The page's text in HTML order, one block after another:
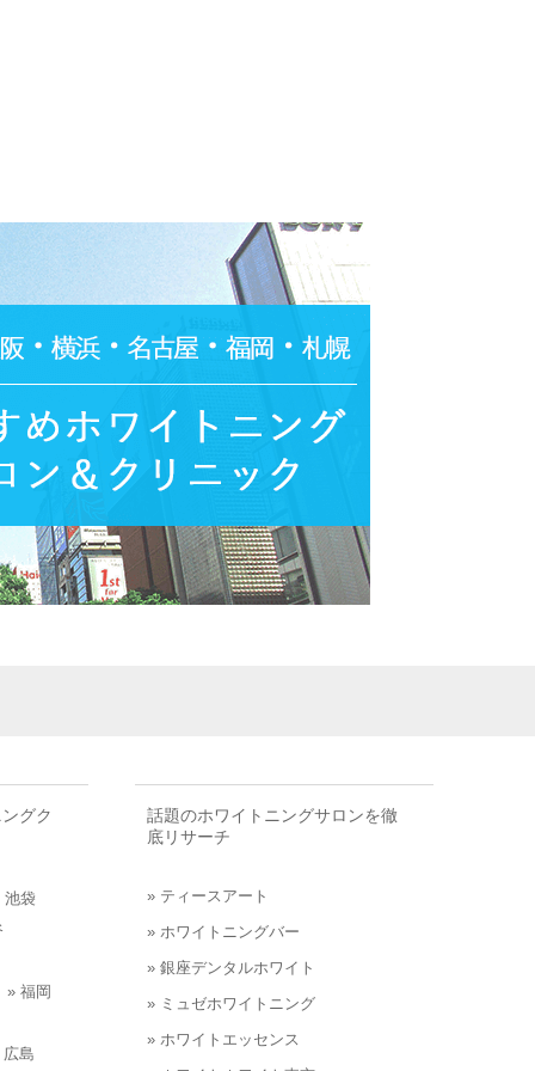
グク
池袋
» 福岡
広島
話題のホワイトニングサロンを徹
底リサーチ
» ティースアート
» ホワイトニングバー
» 銀座デンタルホワイト
» ミュゼホワイトニング
» ホワイトエッセンス